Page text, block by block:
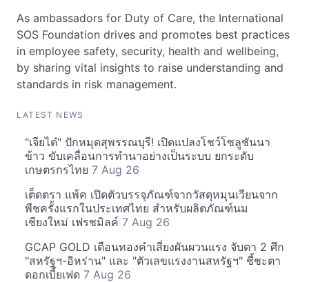
As ambassadors for Duty of Care, the International
SOS Foundation drives and promotes best practices
in employee safety, security, health and wellbeing,
by sharing vital insights to raise understanding and
standards in risk management.
LATEST NEWS
"เจียไต๋" ปักหมุดสุพรรณบุรี! เปิดแปลงโชว์โซลูชันนา
ข้าว ขับเคลื่อนการทำนาอย่างเป็นระบบ ยกระดับ
เกษตรกรไทย 7 Aug 26
เต็ดตรา แพ้ค เปิดตัวบรรจุภัณฑ์จากวัสดุหมุนเวียนจาก
พืชครั้งแรกในประเทศไทย สำหรับผลิตภัณฑ์นม
เชียงใหม่ เฟรชมิลค์ 7 Aug 26
GCAP GOLD เตือนทองคำเสี่ยงผันผวนแรง จับตา 2 ศึก
"สหรัฐฯ-อิหร่าน" และ "ตัวเลขแรงงานสหรัฐฯ" ชี้ชะตา
ดอกเบี้ยเฟด 7 Aug 26